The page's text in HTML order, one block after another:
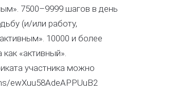
7500–9999 шагов в день
(и/или работу,
10000 и более
«активный».
участника можно
ewXuu58AdeAPPUuB2